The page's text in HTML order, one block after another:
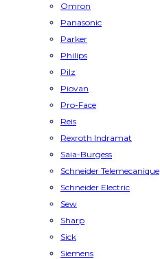
Omron
Panasonic
Parker
Philips
Pilz
Piovan
Pro-Face
Reis
Rexroth Indramat
Saia-Burgess
Schneider Telemecanique
Schneider Electric
Sew
Sharp
Sick
Siemens